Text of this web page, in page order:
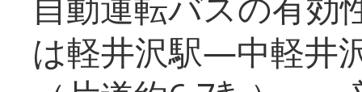
は軽井沢駅―中軽井